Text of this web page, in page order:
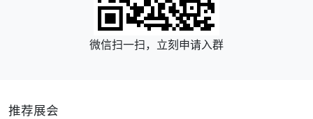
微信扫一扫，立刻申请入群
推荐展会